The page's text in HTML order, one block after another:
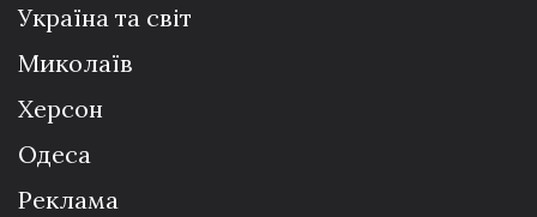
Україна та світ
Миколаїв
Херсон
Одеса
Реклама